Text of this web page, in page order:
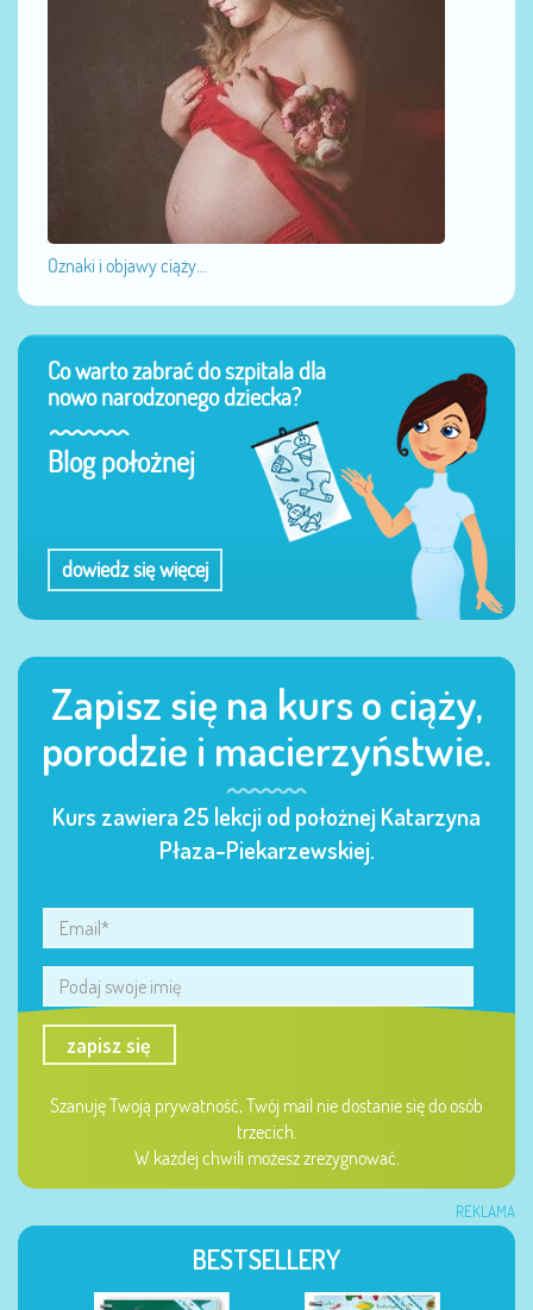
Oznaki i objawy ciąży...
Co warto zabrać do szpitala dla
nowo narodzonego dziecka?
Blog położnej
dowiedz się więcej
Zapisz się na kurs o ciąży,
porodzie i macierzyństwie.
Kurs zawiera 25 lekcji od położnej Katarzyna
Płaza-Piekarzewskiej.
zapisz się
Szanuję Twoją prywatność, Twój mail nie dostanie się do osób
trzecich.
W każdej chwili możesz zrezygnować.
REKLAMA
BESTSELLERY